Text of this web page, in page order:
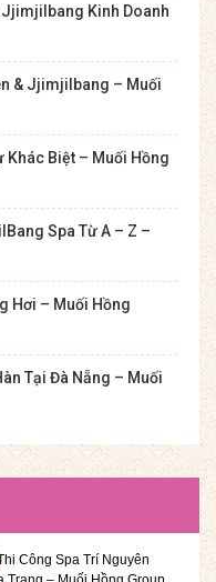
Jjimjilbang Kinh Doanh
& Jjimjilbang – Muối
Biệt – Muối Hồng
Spa Từ A – Z –
Hơi – Muối Hồng
Tại Đà Nẵng – Muối